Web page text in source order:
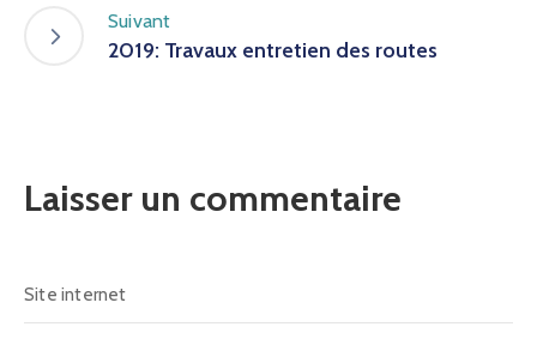
Suivant
2019: Travaux entretien des routes
Laisser un commentaire